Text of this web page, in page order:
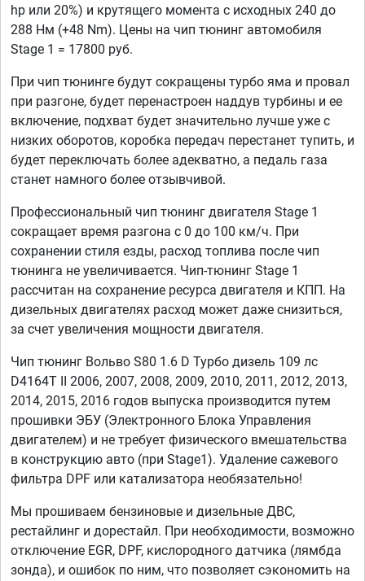
hp или 20%) и крутящего момента с исходных 240 до
288 Нм (+48 Nm). Цены на чип тюнинг автомобиля
Stage 1 = 17800 руб.
При чип тюнинге будут сокращены турбо яма и провал
при разгоне, будет перенастроен наддув турбины и ее
включение, подхват будет значительно лучше уже с
низких оборотов, коробка передач перестанет тупить, и
будет переключать более адекватно, а педаль газа
станет намного более отзывчивой.
Профессиональный чип тюнинг двигателя Stage 1
сокращает время разгона с 0 до 100 км/ч. При
сохранении стиля езды, расход топлива после чип
тюнинга не увеличивается. Чип-тюнинг Stage 1
рассчитан на сохранение ресурса двигателя и КПП. На
дизельных двигателях расход может даже снизиться,
за счет увеличения мощности двигателя.
Чип тюнинг Вольво S80 1.6 D Турбо дизель 109 лс
D4164T II 2006, 2007, 2008, 2009, 2010, 2011, 2012, 2013,
2014, 2015, 2016 годов выпуска производится путем
прошивки ЭБУ (Электронного Блока Управления
двигателем) и не требует физического вмешательства
в конструкцию авто (при Stage1). Удаление сажевого
фильтра DPF или катализатора необязательно!
Мы прошиваем бензиновые и дизельные ДВС,
рестайлинг и дорестайл. При необходимости, возможно
отключение EGR, DPF, кислородного датчика (лямбда
зонда), и ошибок по ним, что позволяет сэкономить на